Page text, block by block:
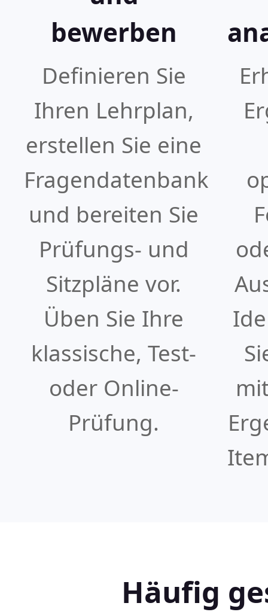
bewerben
Definieren Sie
Ihren Lehrplan,
erstellen Sie eine
Fragendatenbank
und bereiten Sie
Prüfungs- und
Sitzpläne vor.
Üben Sie Ihre
klassische, Test-
oder Online-
Prüfung.
Häufig